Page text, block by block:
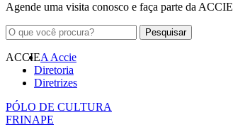
Agende uma visita conosco e faça parte da ACCIE
ACCIEA Accie
Diretoria
Diretrizes
PÓLO DE CULTURA
FRINAPE